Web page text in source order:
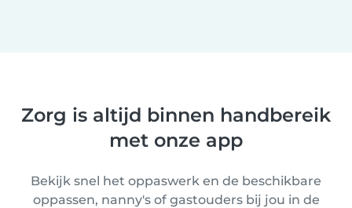
Zorg is altijd binnen handbereik
met onze app
Bekijk snel het oppaswerk en de beschikbare
oppassen, nanny's of gastouders bij jou in de